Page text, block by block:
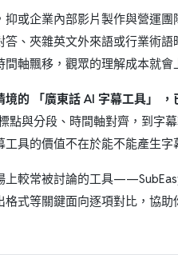
或企業內部影片製作與營運
、夾雜英文外來語或行業術
軸飄移，觀眾的理解成本就會
的 「廣東話 AI 字幕工具」 ，
點與分段、時間軸對齊，到字
具的價值不在於能不能產生
較常被討論的工具
式等關鍵面向逐項對比，協